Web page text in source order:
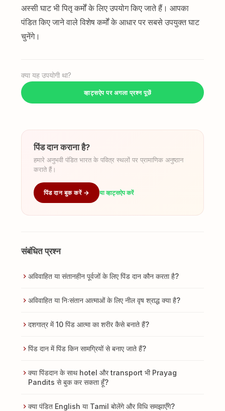
अस्सी घाट भी पितृ कर्मों के लिए उपयोग किए जाते हैं। आपका
पंडित किए जाने वाले विशेष कर्मों के आधार पर सबसे उपयुक्त घाट
चुनेंगे।
क्या यह उपयोगी था?
व्हाट्सऐप पर अगला प्रश्न पूछें
पिंड दान कराना है?
हमारे अनुभवी पंडित भारत के पवित्र स्थलों पर प्रामाणिक अनुष्ठान
कराते हैं।
पिंड दान बुक करें → या व्हाट्सऐप करें
संबंधित प्रश्न
अविवाहित या संतानहीन पूर्वजों के लिए पिंड दान कौन करता है?
अविवाहित या निःसंतान आत्माओं के लिए नील वृष श्राद्ध क्या है?
दशगात्र में 10 पिंड आत्मा का शरीर कैसे बनाते हैं?
पिंड दान में पिंड किन सामग्रियों से बनाए जाते हैं?
क्या पिंडदान के साथ hotel और transport भी Prayag
Pandits से बुक कर सकता हूँ?
क्या पंडित English या Tamil बोलेंगे और विधि समझाएँगे?